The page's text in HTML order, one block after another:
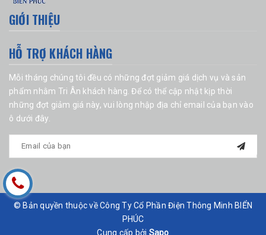
GIỚI THIỆU
HỖ TRỢ KHÁCH HÀNG
Mỗi tháng chúng tôi đều có những đợt giảm giá dịch vụ và sản
phẩm nhằm Tri Ân khách hàng. Để có thể cập nhật kịp thời
những đợt giảm giá này, vui lòng nhập địa chỉ email của bạn vào
ô dưới đây.
© Bản quyền thuộc về Công Ty Cổ Phần Điện Thông Minh BIỂN
PHÚC
Cung cấp bởi Sapo